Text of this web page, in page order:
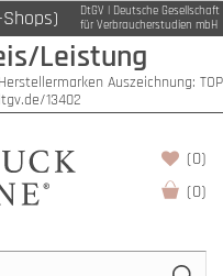
DtGV | Deutsche Gesellschaft
für Verbraucherstudien mbH
Leistung
Auszeichnung: TOP
13402
(0)
(0)